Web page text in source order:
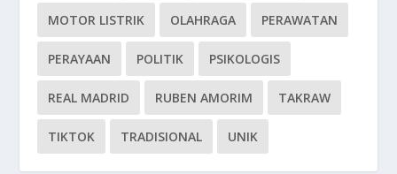
MOTOR LISTRIK OLAHRAGA PERAWATAN
PERAYAAN POLITIK PSIKOLOGIS
REAL MADRID RUBEN AMORIM TAKRAW
TIKTOK TRADISIONAL UNIK